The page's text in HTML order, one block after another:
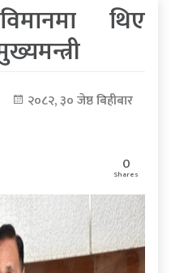
थिए
२०८२, ३० जेष्ठ बिहीबार
0
Shares